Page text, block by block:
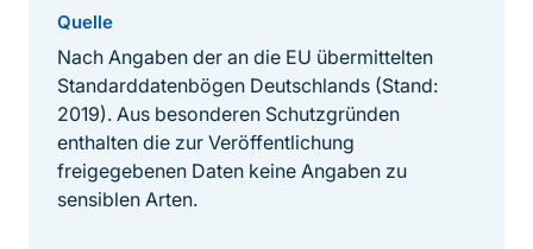
Quelle
Nach Angaben der an die EU übermittelten
Standarddatenbögen Deutschlands (Stand:
2019). Aus besonderen Schutzgründen
enthalten die zur Veröffentlichung
freigegebenen Daten keine Angaben zu
sensiblen Arten.